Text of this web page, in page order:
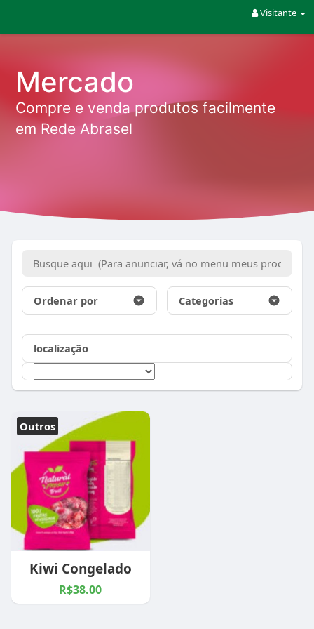
Visitante
Mercado
Compre e venda produtos facilmente
em Rede Abrasel
Ordenar por Categorias
localização
Outros
Kiwi Congelado
R$38.00